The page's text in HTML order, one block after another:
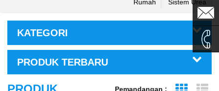
Rumah Sistem Urea
KATEGORI
PRODUK TERBARU
Pemandangan :